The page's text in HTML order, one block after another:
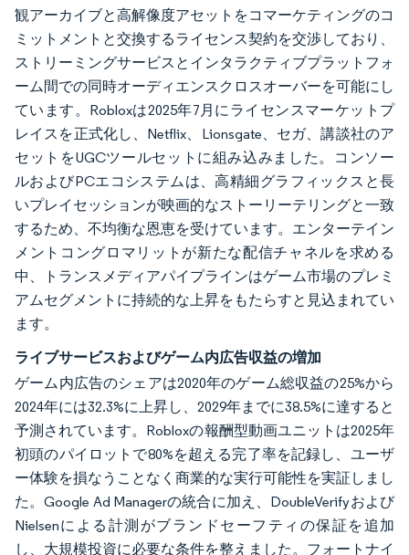
観アーカイブと高解像度アセットをコマーケティングのコ
ミットメントと交換するライセンス契約を交渉しており、
ストリーミングサービスとインタラクティブプラットフォ
ーム間での同時オーディエンスクロスオーバーを可能にし
ています。Robloxは2025年7月にライセンスマーケットプ
レイスを正式化し、Netflix、Lionsgate、セガ、講談社のア
セットをUGCツールセットに組み込みました。コンソー
ルおよびPCエコシステムは、高精細グラフィックスと長
いプレイセッションが映画的なストーリーテリングと一致
するため、不均衡な恩恵を受けています。エンターテイン
メントコングロマリットが新たな配信チャネルを求める
中、トランスメディアパイプラインはゲーム市場のプレミ
アムセグメントに持続的な上昇をもたらすと見込まれてい
ます。
ライブサービスおよびゲーム内広告収益の増加
ゲーム内広告のシェアは2020年のゲーム総収益の25%から
2024年には32.3%に上昇し、2029年までに38.5%に達すると
予測されています。Robloxの報酬型動画ユニットは2025年
初頭のパイロットで80%を超える完了率を記録し、ユーザ
ー体験を損なうことなく商業的な実行可能性を実証しまし
た。Google Ad Managerの統合に加え、DoubleVerifyおよび
Nielsenによる計測がブランドセーフティの保証を追加
し、大規模投資に必要な条件を整えました。フォートナイ